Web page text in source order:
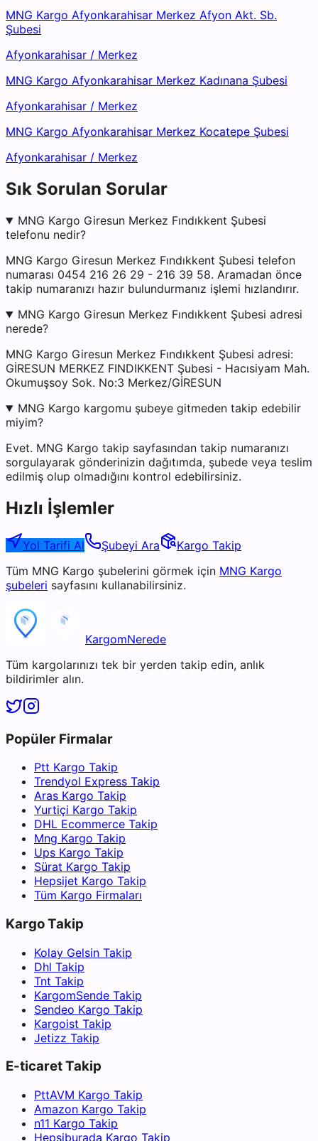
MNG Kargo Afyonkarahisar Merkez Afyon Akt. Sb.
Şubesi
Afyonkarahisar / Merkez
MNG Kargo Afyonkarahisar Merkez Kadınana Şubesi
Afyonkarahisar / Merkez
MNG Kargo Afyonkarahisar Merkez Kocatepe Şubesi
Afyonkarahisar / Merkez
Sık Sorulan Sorular
MNG Kargo Giresun Merkez Fındıkkent Şubesi
telefonu nedir?
MNG Kargo Giresun Merkez Fındıkkent Şubesi telefon
numarası 0454 216 26 29 - 216 39 58. Aramadan önce
takip numaranızı hazır bulundurmanız işlemi hızlandırır.
MNG Kargo Giresun Merkez Fındıkkent Şubesi adresi
nerede?
MNG Kargo Giresun Merkez Fındıkkent Şubesi adresi:
GİRESUN MERKEZ FINDIKKENT Şubesi - Hacısiyam Mah.
Okumuşsoy Sok. No:3 Merkez/GİRESUN
MNG Kargo kargomu şubeye gitmeden takip edebilir
miyim?
Evet. MNG Kargo takip sayfasından takip numaranızı
sorgulayarak gönderinizin dağıtımda, şubede veya teslim
edilmiş olup olmadığını kontrol edebilirsiniz.
Hızlı İşlemler
Yol Tarifi Al Şubeyi Ara
Kargo Takip
Tüm MNG Kargo şubelerini görmek için MNG Kargo
şubeleri sayfasını kullanabilirsiniz.
KargomNerede
Tüm kargolarınızı tek bir yerden takip edin, anlık
bildirimler alın.
Popüler Firmalar
Ptt Kargo Takip
Trendyol Express Takip
Aras Kargo Takip
Yurtiçi Kargo Takip
DHL Ecommerce Takip
Mng Kargo Takip
Ups Kargo Takip
Sürat Kargo Takip
Hepsijet Kargo Takip
Tüm Kargo Firmaları
Kargo Takip
Kolay Gelsin Takip
Dhl Takip
Tnt Takip
KargomSende Takip
Sendeo Kargo Takip
Kargoist Takip
Jetizz Takip
E-ticaret Takip
PttAVM Kargo Takip
Amazon Kargo Takip
n11 Kargo Takip
Hepsiburada Kargo Takip